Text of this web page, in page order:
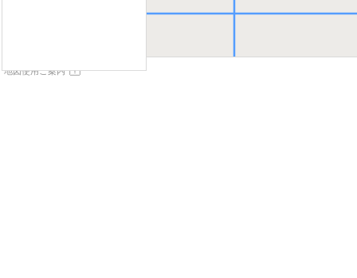
地図使用ご案内